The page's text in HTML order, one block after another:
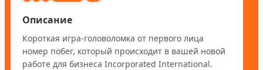
Описание
Короткая игра-головоломка от первого лица
номер побег, который происходит в вашей новой
работе для бизнеса Incorporated International.